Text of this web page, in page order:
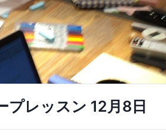
プレッスン 12月8日